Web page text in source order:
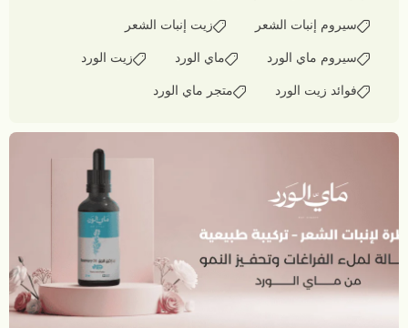
سيروم إنبات الشعر زيت إنبات الشعر
سيروم ماي الورد ماي الورد زيت الورد
فوائد زيت الورد متجر ماي الورد